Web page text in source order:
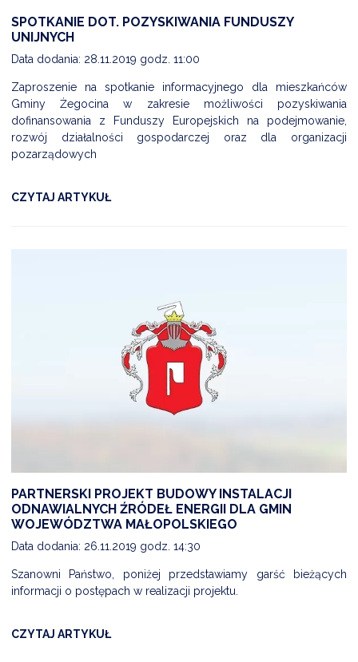
SPOTKANIE DOT. POZYSKIWANIA FUNDUSZY
UNIJNYCH
Data dodania: 28.11.2019 godz. 11:00
Zaproszenie na spotkanie informacyjnego dla mieszkańców
Gminy Żegocina w zakresie możliwości pozyskiwania
dofinansowania z Funduszy Europejskich na podejmowanie,
rozwój działalności gospodarczej oraz dla organizacji
pozarządowych
CZYTAJ ARTYKUŁ
PARTNERSKI PROJEKT BUDOWY INSTALACJI
ODNAWIALNYCH ŹRÓDEŁ ENERGII DLA GMIN
WOJEWÓDZTWA MAŁOPOLSKIEGO
Data dodania: 26.11.2019 godz. 14:30
Szanowni Państwo, poniżej przedstawiamy garść bieżących
informacji o postępach w realizacji projektu.
CZYTAJ ARTYKUŁ